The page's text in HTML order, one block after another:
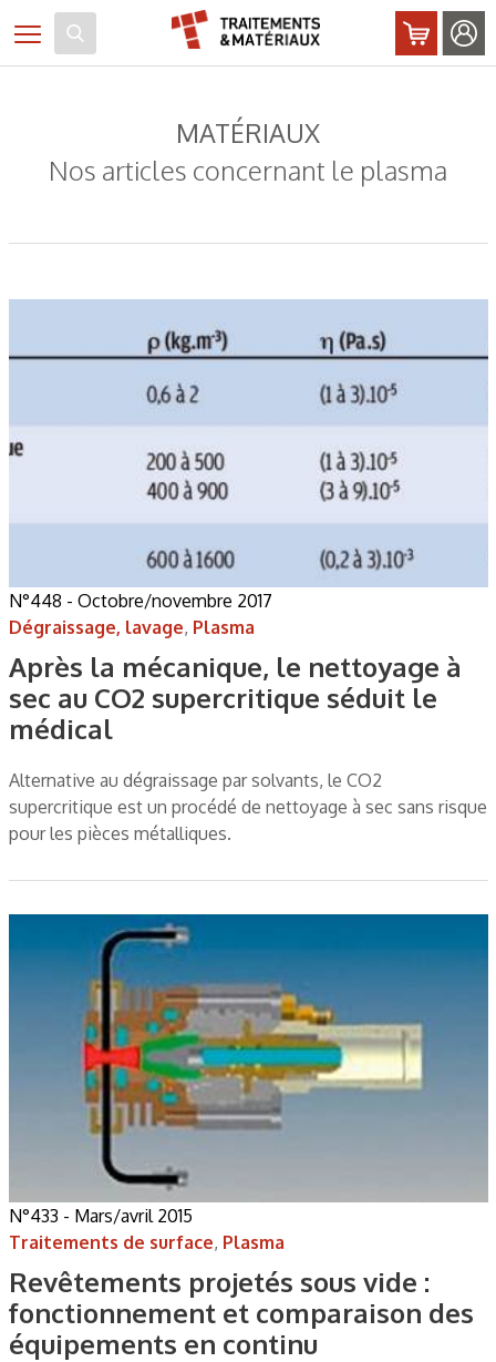
Toggle navigation
MATÉRIAUX
Nos articles concernant le plasma
N°448 - Octobre/novembre 2017
Dégraissage, lavage, Plasma
Après la mécanique, le nettoyage à
sec au CO2 supercritique séduit le
médical
Alternative au dégraissage par solvants, le CO2
supercritique est un procédé de nettoyage à sec sans risque
pour les pièces métalliques.
N°433 - Mars/avril 2015
Traitements de surface, Plasma
Revêtements projetés sous vide :
fonctionnement et comparaison des
équipements en continu
Panneau de gestion des cookies